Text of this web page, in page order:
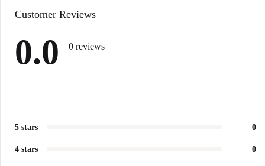
Customer Reviews
0.0 0 reviews
5 stars 0
4 stars 0